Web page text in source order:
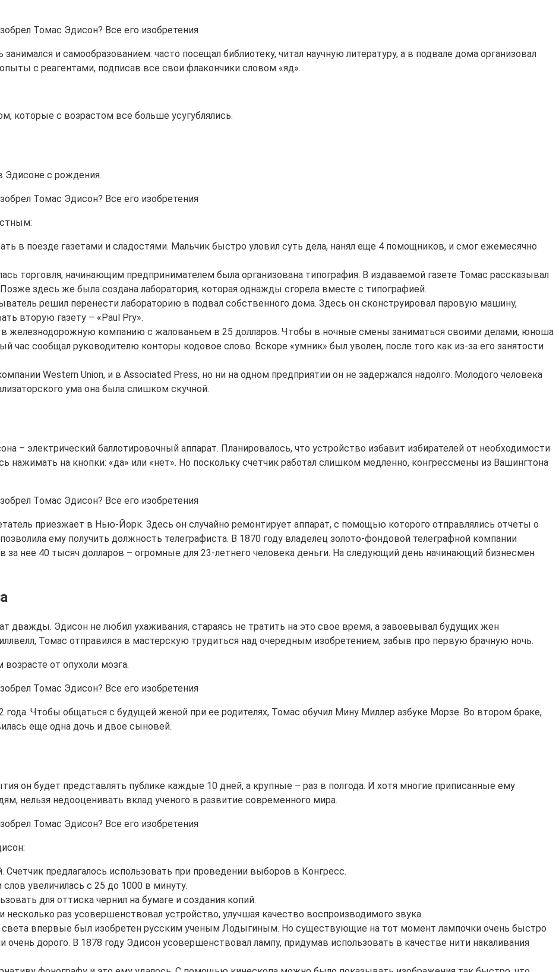
и самообразованием: часто посещал библиотеку, читал научную литературу, а в подвале дома организовал
с реагентами, подписав все свои флакончики словом «яд».
которые с возрастом все больше усугублялись.
Эдисоне с рождения.
в поезде газетами и сладостями. Мальчик быстро уловил суть дела, нанял еще 4 помощников, и смог ежемесячно
торговля, начинающим предпринимателем была организована типография. В издаваемой газете Томас рассказывал
здесь же была создана лаборатория, которая однажды сгорела вместе с типографией.
решил перенести лабораторию в подвал собственного дома. Здесь он сконструировал паровую машину,
вторую газету – «Paul Pry».
в железнодорожную компанию с жалованьем в 25 долларов. Чтобы в ночные смены заниматься своими делами, юноша
час сообщал руководителю конторы кодовое слово. Вскоре «умник» был уволен, после того как из-за его занятости
Western Union, и в Associated Press, но ни на одном предприятии он не задержался надолго. Молодого человека
ума она была слишком скучной.
– электрический баллотировочный аппарат. Планировалось, что устройство избавит избирателей от необходимости
нажимать на кнопки: «да» или «нет». Но поскольку счетчик работал слишком медленно, конгрессмены из Вашингтона
приезжает в Нью-Йорк. Здесь он случайно ремонтирует аппарат, с помощью которого отправлялись отчеты о
ему получить должность телеграфиста. В 1870 году владелец золото-фондовой телеграфной компании
за нее 40 тысяч долларов – огромные для 23-летнего человека деньги. На следующий день начинающий бизнесмен
дважды. Эдисон не любил ухаживания, стараясь не тратить на это свое время, а завоевывал будущих жен
Томас отправился в мастерскую трудиться над очередным изобретением, забыв про первую брачную ночь.
возрасте от опухоли мозга.
года. Чтобы общаться с будущей женой при ее родителях, Томас обучил Мину Миллер азбуке Морзе. Во втором браке,
еще одна дочь и двое сыновей.
он будет представлять публике каждые 10 дней, а крупные – раз в полгода. И хотя многие приписанные ему
нельзя недооценивать вклад ученого в развитие современного мира.
Счетчик предлагалось использовать при проведении выборов в Конгресс.
увеличилась с 25 до 1000 в минуту.
для оттиска чернил на бумаге и создания копий.
раз усовершенствовал устройство, улучшая качество воспроизводимого звука.
света впервые был изобретен русским ученым Лодыгиным. Но существующие на тот момент лампочки очень быстро
очень дорого. В 1878 году Эдисон усовершенствовал лампу, придумав использовать в качестве нити накаливания